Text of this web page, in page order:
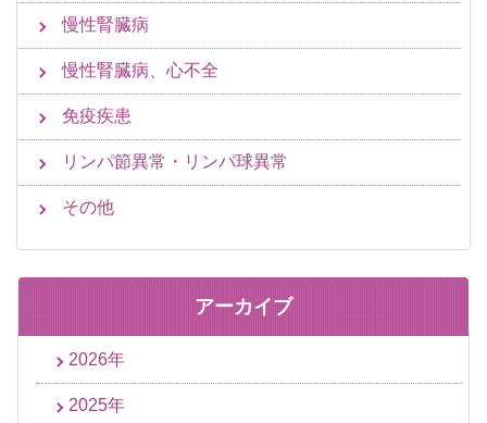
慢性腎臓病
慢性腎臓病、心不全
免疫疾患
リンパ節異常・リンパ球異常
その他
アーカイブ
2026年
2025年